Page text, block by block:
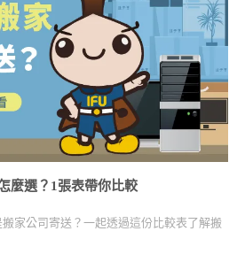
麼選？1張表帶你比較
家公司寄送？一起透過這份比較表了解搬